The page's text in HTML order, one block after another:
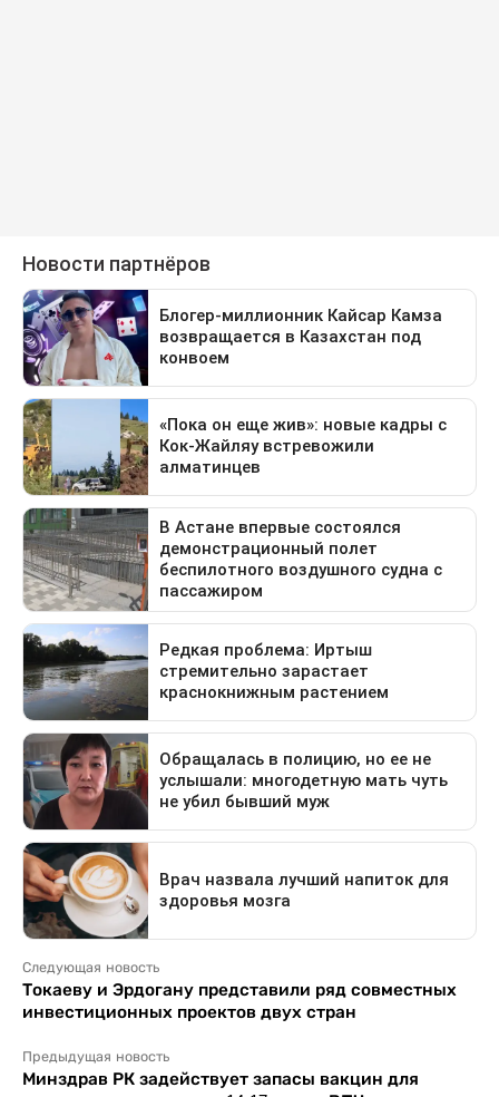
Следующая новость
Токаеву и Эрдогану представили ряд совместных
инвестиционных проектов двух стран
Предыдущая новость
Минздрав РК задействует запасы вакцин для